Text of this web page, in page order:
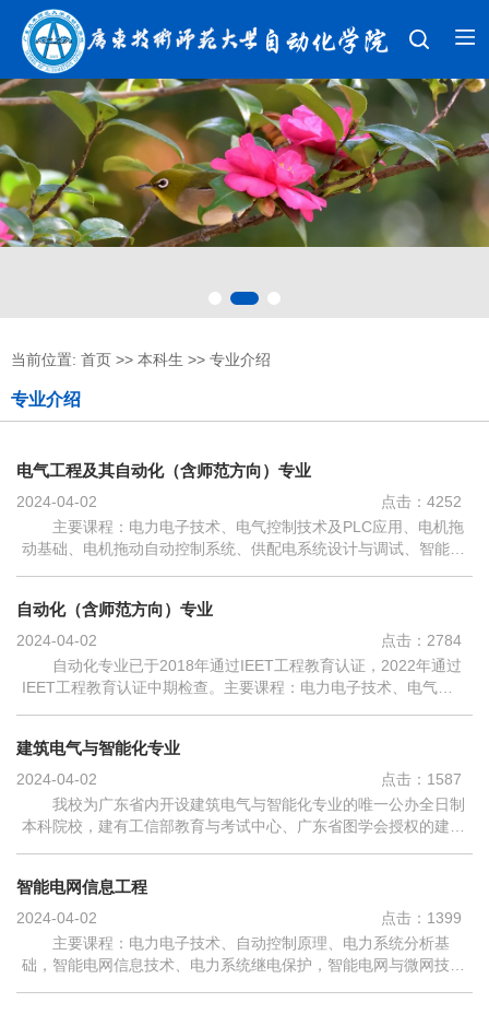
当前位置: 首页 >> 本科生 >> 专业介绍
专业介绍
电气工程及其自动化（含师范方向）专业
2024-04-02 点击： 4252
主要课程：电力电子技术、电气控制技术及PLC应用、电机拖
动基础、电机拖动自动控制系统、供配电系统设计与调试、智能电
自动化（含师范方向）专业
2024-04-02 点击： 2784
自动化专业已于2018年通过IEET工程教育认证，2022年通过
IEET工程教育认证中期检查。主要课程：电力电子技术、电气控
建筑电气与智能化专业
2024-04-02 点击： 1587
我校为广东省内开设建筑电气与智能化专业的唯一公办全日制
本科院校，建有工信部教育与考试中心、广东省图学会授权的建筑
智能电网信息工程
2024-04-02 点击： 1399
主要课程：电力电子技术、自动控制原理、电力系统分析基
础，智能电网信息技术、电力系统继电保护，智能电网与微网技